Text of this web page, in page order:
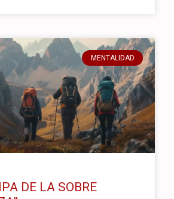
MENTALIDAD
DE LA SOBRE